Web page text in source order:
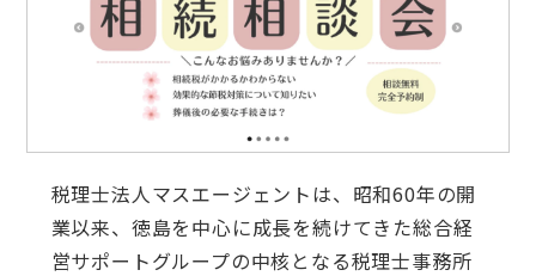
税理士法人マスエージェントは、昭和60年の開
業以来、徳島を中心に成長を続けてきた総合経
営サポートグループの中核となる税理士事務所